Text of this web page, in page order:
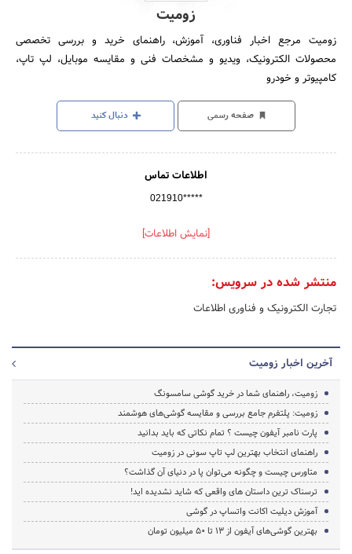
زومیت
زومیت مرجع اخبار فناوری، آموزش، راهنمای خرید و بررسی‌ تخصصی
محصولات الکترونیک، ویدیو و مشخصات فنی و مقایسه موبایل، لپ تاپ،
کامپیوتر و خودرو
صفحه رسمی دنبال کنید
اطلاعات تماس
021910*****
[نمایش اطلاعات]
منتشر شده در سرویس:
تجارت الکترونیک و فناوری اطلاعات
آخرین اخبار زومیت
زومیت، راهنمای شما در خرید گوشی سامسونگ
زومیت: پلتفرم جامع بررسی و مقایسه گوشی‌های هوشمند
پارت نامبر آیفون چیست ؟ تمام نکاتی که باید بدانید
راهنمای انتخاب بهترین لپ تاپ سونی در زومیت
متاورس چیست و چگونه می‌توان پا در دنیای آن گذاشت؟
ترسناک ترین داستان های واقعی که شاید نشدیده اید!
آموزش دیلیت اکانت واتساپ در گوشی
بهترین گوشی‌های آیفون از ۱۳ تا ۵۰ میلیون تومان